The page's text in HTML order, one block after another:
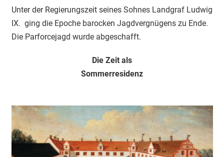
Unter der Regierungszeit seines Sohnes Landgraf Ludwig
IX. ging die Epoche barocken Jagdvergnügens zu Ende.
Die Parforcejagd wurde abgeschafft.
Die Zeit als
Sommerresidenz